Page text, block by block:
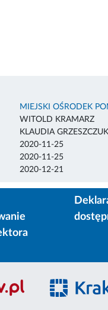
MIEJSKI OŚRODEK
WITOLD KRAMARZ
KLAUDIA GRZESZCZUK
2020-11-25
2020-11-25
2020-12-21